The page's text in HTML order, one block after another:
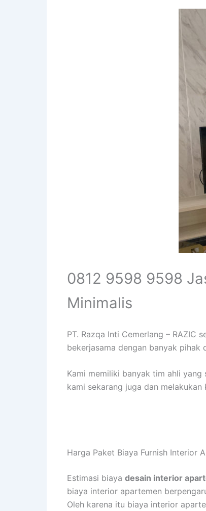
0812 9598 9598
Minimalis
PT. Razqa Inti Cemerlang – RAZIC
bekerjasama dengan banyak pihak
Kami memiliki banyak tim ahli
kami sekarang juga dan
Harga Paket Biaya Furnish Interior
Estimasi biaya desain interior
biaya interior apartemen
Oleh karena itu biaya interior